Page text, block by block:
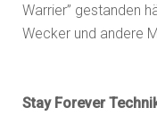
Warrier” gestanden
Wecker und andere
Stay Forever